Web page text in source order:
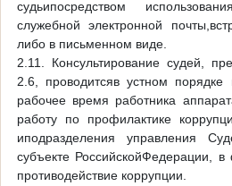
судьипосредством
служебной электронной
либо в письменном виде.
2.11. Консультирование судей,
2.6, проводитсяв устном
рабочее время работника
работу по профилактике
иподразделения управления
субъекте РоссийскойФедерации, в
противодействие коррупции.